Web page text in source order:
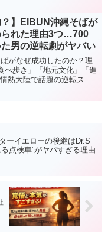
？】EIBUN沖縄そばが
られた理由3つ…700
男の逆転劇がヤバい
がなぜ成功したのか？理
べ歩き」「地元文化」「進
熱大陸で話題の逆転スト
ーイエローの後継はDr.S
点検車”がヤバすぎる理由